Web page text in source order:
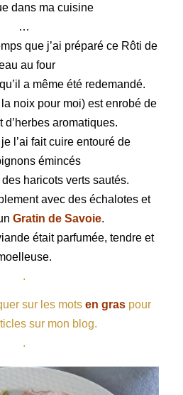
dans ma cuisine
…
que j’ai préparé ce Rôti de
au four
a même été redemandé.
noix pour moi) est enrobé de
d’herbes aromatiques.
l’ai fait cuire entouré de
émincés
haricots verts sautés.
avec des échalotes et
Gratin de Savoie.
était parfumée, tendre et
.
sur les mots en graspour
sur mon blog.
.